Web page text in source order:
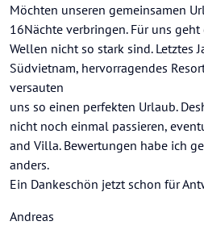
Möchten unseren gemeinsamen
16Nächte verbringen. Für uns geht
Wellen nicht so stark sind. Letztes
Südvietnam, hervorragendes
versauten
uns so einen perfekten Urlaub.
nicht noch einmal passieren,
and Villa. Bewertungen habe ich
anders.
Ein Dankeschön jetzt schon für
Andreas